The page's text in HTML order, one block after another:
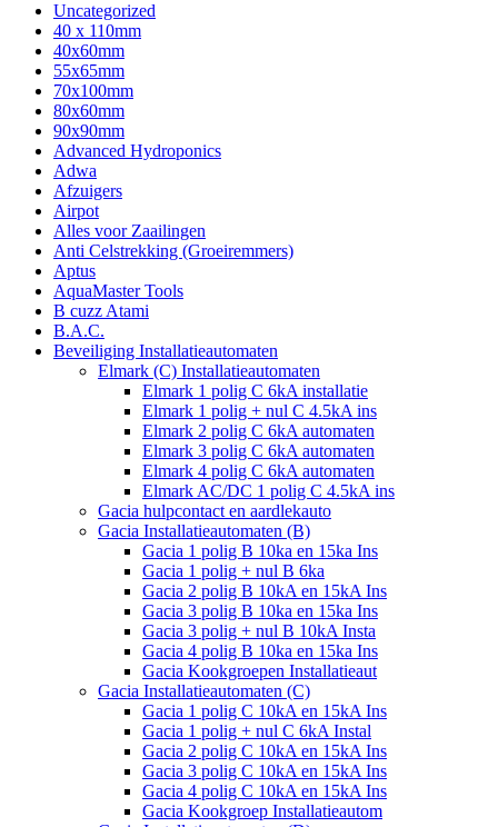
Uncategorized
40 x 110mm
40x60mm
55x65mm
70x100mm
80x60mm
90x90mm
Advanced Hydroponics
Adwa
Afzuigers
Airpot
Alles voor Zaailingen
Anti Celstrekking (Groeiremmers)
Aptus
AquaMaster Tools
B cuzz Atami
B.A.C.
Beveiliging Installatieautomaten
Elmark (C) Installatieautomaten
Elmark 1 polig C 6kA installatie
Elmark 1 polig + nul C 4.5kA ins
Elmark 2 polig C 6kA automaten
Elmark 3 polig C 6kA automaten
Elmark 4 polig C 6kA automaten
Elmark AC/DC 1 polig C 4.5kA ins
Gacia hulpcontact en aardlekauto
Gacia Installatieautomaten (B)
Gacia 1 polig B 10ka en 15ka Ins
Gacia 1 polig + nul B 6ka
Gacia 2 polig B 10kA en 15kA Ins
Gacia 3 polig B 10ka en 15ka Ins
Gacia 3 polig + nul B 10kA Insta
Gacia 4 polig B 10ka en 15ka Ins
Gacia Kookgroepen Installatieaut
Gacia Installatieautomaten (C)
Gacia 1 polig C 10kA en 15kA Ins
Gacia 1 polig + nul C 6kA Instal
Gacia 2 polig C 10kA en 15kA Ins
Gacia 3 polig C 10kA en 15kA Ins
Gacia 4 polig C 10kA en 15kA Ins
Gacia Kookgroep Installatieautom